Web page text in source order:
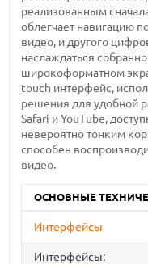
реализованным
облегчает навигацию
видео, и другого
наслаждаться
широкоформатном
touch интерфейс,
решения для удобной
Safari и YouTube,
невероятно тонким
способен
видео.
ОСНОВНЫЕ
Интерфейсы
Интерфейсы: